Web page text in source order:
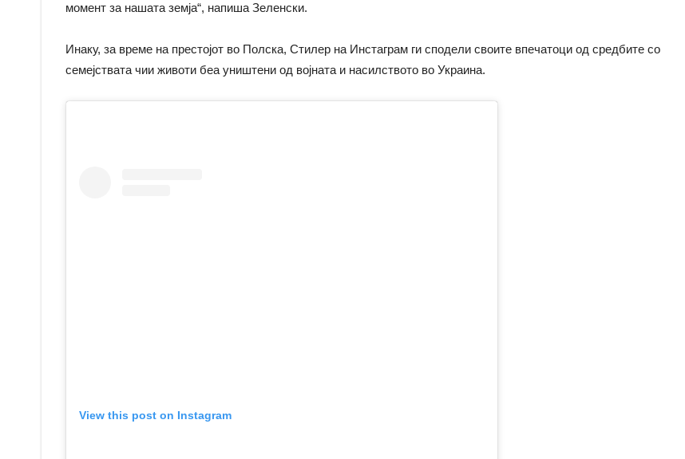
момент за нашата земја“, напиша Зеленски.
Инаку, за време на престојот во Полска, Стилер на Инстаграм ги сподели своите впечатоци од средбите со
семејствата чии животи беа уништени од војната и насилството во Украина.
View this post on Instagram